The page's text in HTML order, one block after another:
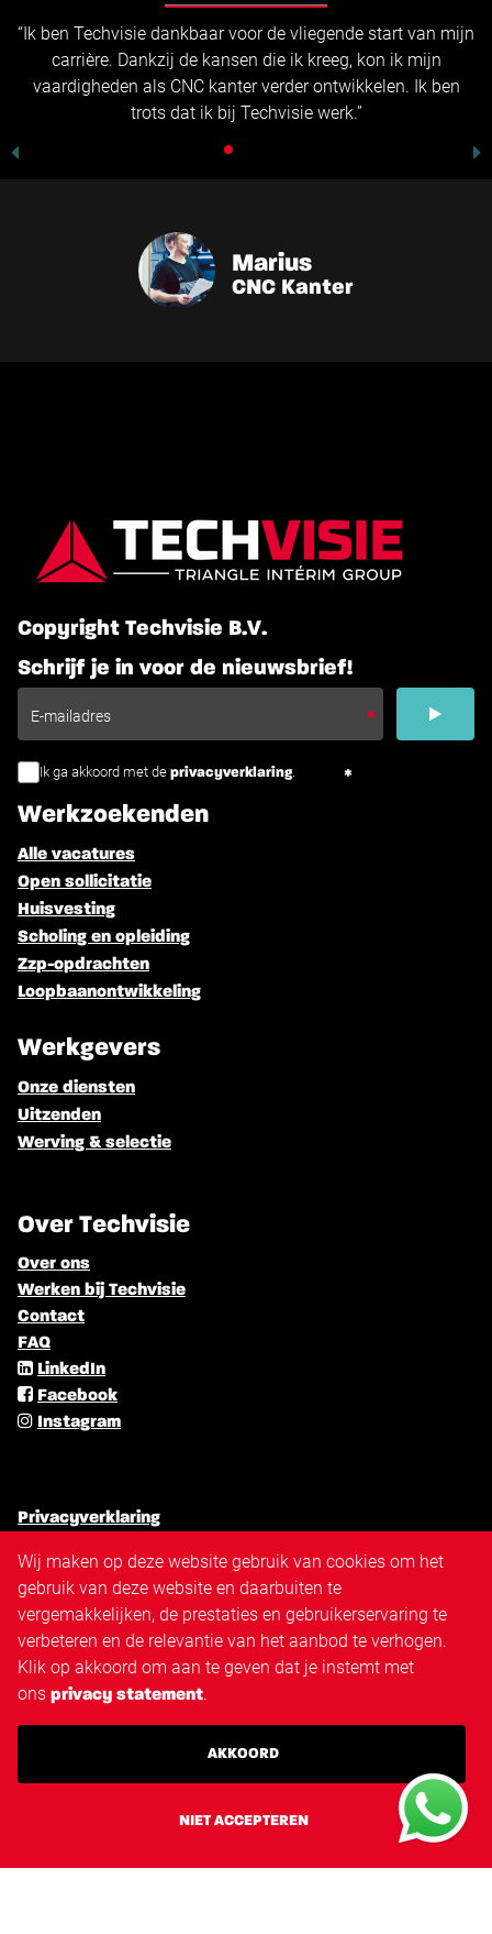
“Ik ben Techvisie dankbaar voor de vliegende start van mijn
carrière. Dankzij de kansen die ik kreeg, kon ik mijn
vaardigheden als CNC kanter verder ontwikkelen. Ik ben
trots dat ik bij Techvisie werk.”
Marius
CNC Kanter
Copyright Techvisie B.V.
Schrijf je in voor de nieuwsbrief!
Ik ga akkoord met de privacyverklaring.
Werkzoekenden
Alle vacatures
Open sollicitatie
Huisvesting
Scholing en opleiding
Zzp-opdrachten
Loopbaanontwikkeling
Werkgevers
Onze diensten
Uitzenden
Werving & selectie
Over Techvisie
Over ons
Werken bij Techvisie
Contact
FAQ
LinkedIn
Facebook
Instagram
Privacyverklaring
Cookiebeleid
Antidiscriminatiebeleid
Disclaimer
Sitemap
Triangle.nl
Techvisie.nl
Techvisie.pl
Wij maken op deze website gebruik van cookies om het
gebruik van deze website en daarbuiten te
vergemakkelijken, de prestaties en gebruikerservaring te
verbeteren en de relevantie van het aanbod te verhogen.
Klik op akkoord om aan te geven dat je instemt met
ons privacy statement.
AKKOORD
NIET ACCEPTEREN